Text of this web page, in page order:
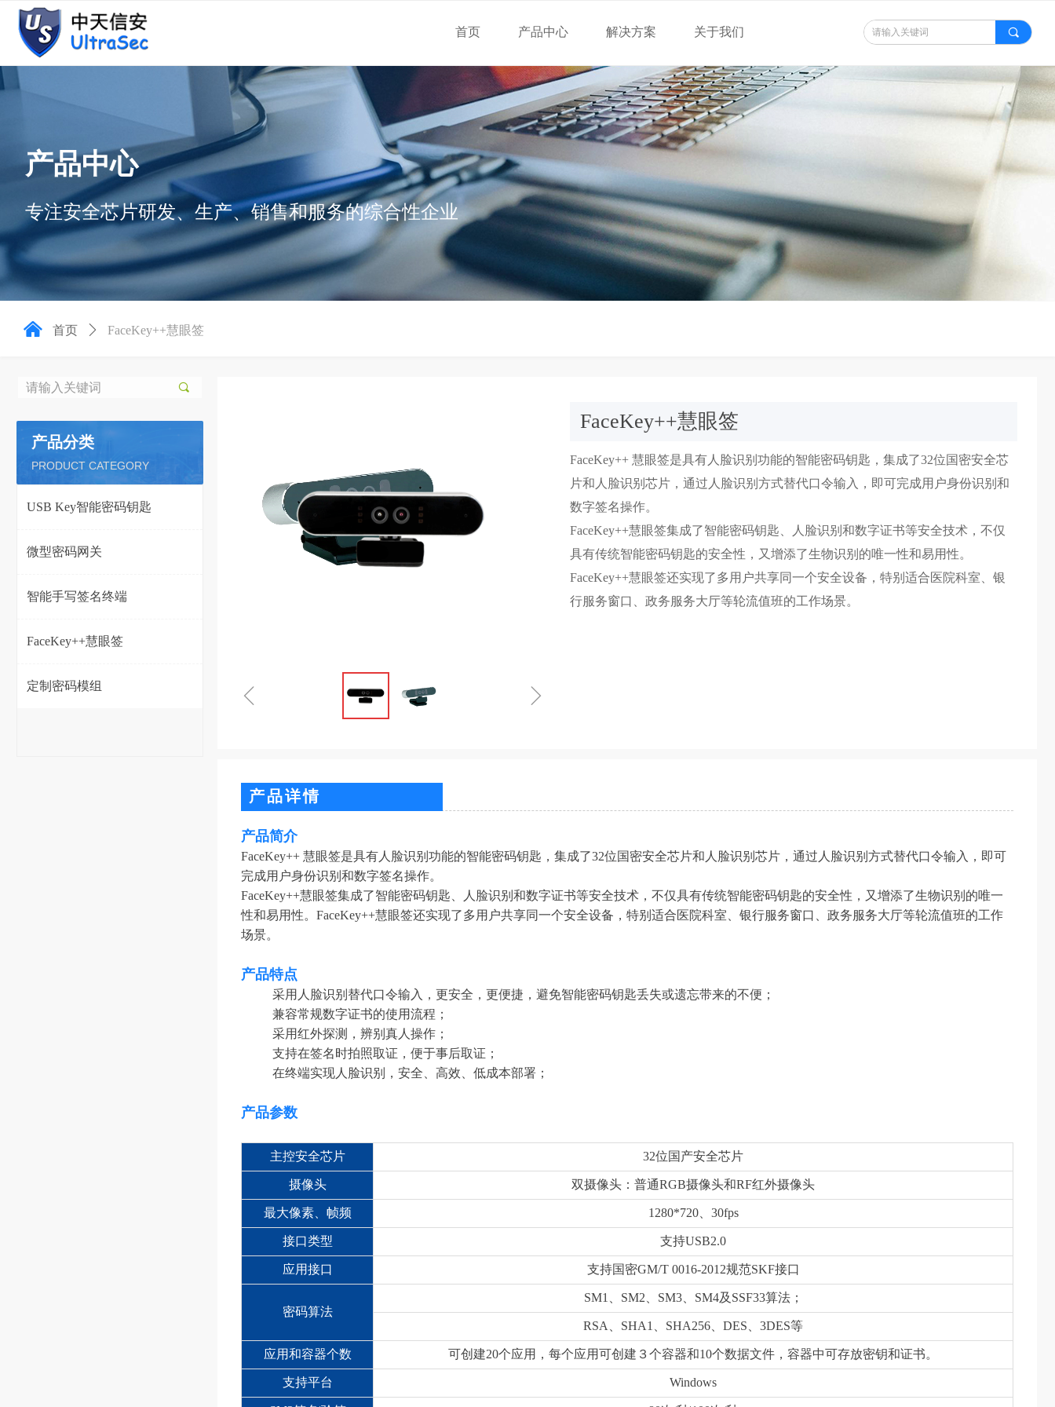
首页 产品中心 解决方案 关于我们 끠
产品中心
专注安全芯片研发、生产、销售和服务的综合性企业
낀 首页 ꄲ FaceKey++慧眼签
ꁆ ꁇ
FaceKey++慧眼签
FaceKey++ 慧眼签是具有人脸识别功能的智能密码钥匙，集成了32位国密安全芯
片和人脸识别芯片，通过人脸识别方式替代口令输入，即可完成用户身份识别和
数字签名操作。
FaceKey++慧眼签集成了智能密码钥匙、人脸识别和数字证书等安全技术，不仅
具有传统智能密码钥匙的安全性，又增添了生物识别的唯一性和易用性。
FaceKey++慧眼签还实现了多用户共享同一个安全设备，特别适合医院科室、银
行服务窗口、政务服务大厅等轮流值班的工作场景。
产品简介
FaceKey++ 慧眼签是具有人脸识别功能的智能密码钥匙，集成了32位国密安全芯片和人脸识别芯片，通过人脸识别方式替代口令输入，即可
完成用户身份识别和数字签名操作。
FaceKey++慧眼签集成了智能密码钥匙、人脸识别和数字证书等安全技术，不仅具有传统智能密码钥匙的安全性，又增添了生物识别的唯一
性和易用性。FaceKey++慧眼签还实现了多用户共享同一个安全设备，特别适合医院科室、银行服务窗口、政务服务大厅等轮流值班的工作
场景。
产品特点
采用人脸识别替代口令输入，更安全，更便捷，避免智能密码钥匙丢失或遗忘带来的不便；
兼容常规数字证书的使用流程；
采用红外探测，辨别真人操作；
支持在签名时拍照取证，便于事后取证；
在终端实现人脸识别，安全、高效、低成本部署；
产品参数
主控安全芯片 32位国产安全芯片
摄像头 双摄像头：普通RGB摄像头和RF红外摄像头
最大像素、帧频 1280*720、30fps
接口类型 支持USB2.0
应用接口 支持国密GM/T 0016-2012规范SKF接口
密码算法
SM1、SM2、SM3、SM4及SSF33算法；
RSA、SHA1、SHA256、DES、3DES等
应用和容器个数 可创建20个应用，每个应用可创建３个容器和10个数据文件，容器中可存放密钥和证书。
支持平台 Windows
产品详情
产品分类
PRODUCT CATEGORY
끠
USB Key智能密码钥匙
微型密码网关
智能手写签名终端
FaceKey++慧眼签
定制密码模组